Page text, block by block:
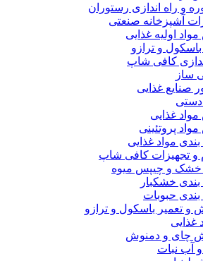
و راه اندازی رستوران
آشپزخانه صنعتی
اولیه غذایی
باسکول و ترازو
کافی شاپ
ساز
صنایع غذایی
غذایی
پروتئینی
مواد غذایی
و تجهیزات کافی شاپ
خشک و چیپس میوه
بندی خشکبار
بندی حبوبات
و تعمیر باسکول و ترازو
غذایی
چای و دمنوش
آب نبات